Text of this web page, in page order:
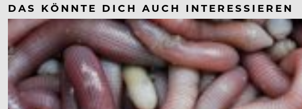
DAS KÖNNTE DICH AUCH INTERESSIEREN